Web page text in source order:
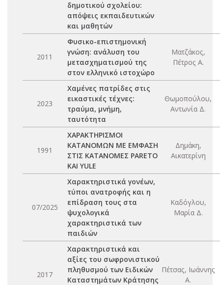
δημοτικού σχολείου:
απόψεις εκπαιδευτικών
και μαθητών
2011
Φυσικο-επιστημονική
γνώση: ανάλυση του
μετασχηματισμού της
στον ελληνικό ιστοχώρο
Ματζάκος,
Πέτρος Α.
2023
Χαμένες πατρίδες στις
εικαστικές τέχνες:
τραύμα, μνήμη,
ταυτότητα
Θωμοπούλου,
Αντωνία Δ.
1991
ΧΑΡΑΚΤΗΡΙΣΜΟΙ
ΚΑΤΑΝΟΜΩΝ ΜΕ ΕΜΦΑΣΗ
ΣΤΙΣ ΚΑΤΑΝΟΜΕΣ PARETO
ΚΑΙ YULE
Δημάκη,
Αικατερίνη
07/2025
Χαρακτηριστικά γονέων,
τύποι ανατροφής και η
επίδραση τους στα
ψυχολογικά
χαρακτηριστικά των
παιδιών
Καδόγλου,
Μαρία Δ.
2017
Χαρακτηριστικά και
αξίες του σωφρονιστικού
πληθυσμού των Ειδικών
Καταστημάτων Κράτησης
Πέτσας, Ιωάννης
Α.